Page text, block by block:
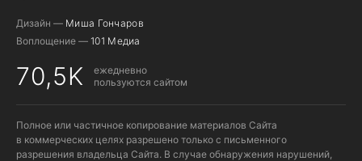
Дизайн — Миша Гончаров
Воплощение — 101 Медиа
70,5K
ежедневно
пользуются сайтом
Полное или частичное копирование материалов Сайта
в коммерческих целях разрешено только с письменного
разрешения владельца Сайта. В случае обнаружения нарушений,